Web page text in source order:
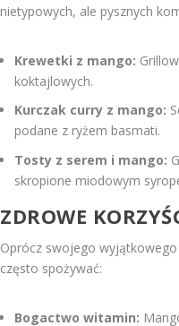
nietypowych, ale pysznych
Krewetki z mango:
koktajlowych.
Kurczak curry z mango:
podane z ryżem basmati.
Tosty z serem i mango:
skropione miodowym
ZDROWE
Oprócz swojego
często spożywać:
Bogactwo witamin: